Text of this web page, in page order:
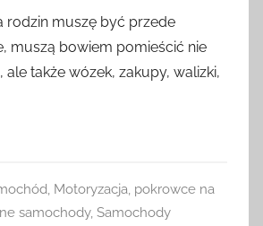
rodzin muszę być przede
muszą bowiem pomieścić nie
ale także wózek, zakupy, walizki,
, Motoryzacja, pokrowce na
samochody, Samochody